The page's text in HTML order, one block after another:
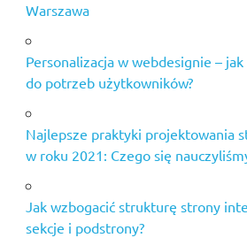
Warszawa
Personalizacja w webdesignie –
do potrzeb użytkowników?
Najlepsze praktyki projektowania
w roku 2021: Czego się
Jak wzbogacić strukturę strony
sekcje i podstrony?